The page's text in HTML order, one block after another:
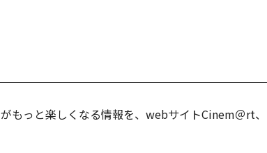
もっと楽しくなる情報を、webサイトCinem＠rt